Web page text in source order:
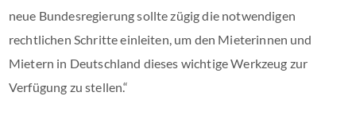
neue Bundesregierung sollte zügig die notwendigen
rechtlichen Schritte einleiten, um den Mieterinnen und
Mietern in Deutschland dieses wichtige Werkzeug zur
Verfügung zu stellen.“